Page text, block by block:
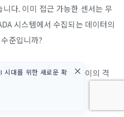
시대를 위한 새로운 확
다. 이미 접근 가능한 센서는 무
시스템에서 수집되는 데이터의
준입니까?
레거시 하드웨어와 AI 사이의 격
전략이 필요합니다.